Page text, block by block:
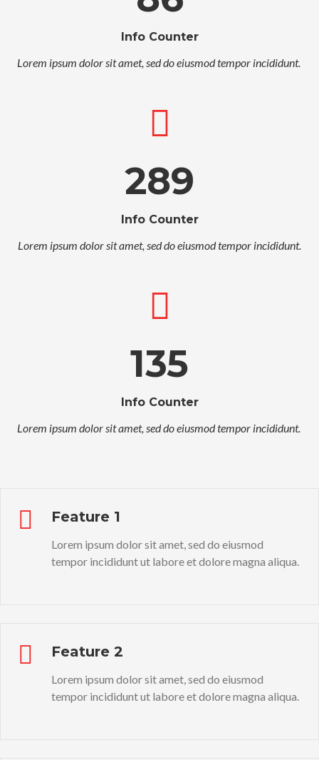
Info Counter
Lorem ipsum dolor sit amet, sed do eiusmod tempor incididunt.
289
Info Counter
Lorem ipsum dolor sit amet, sed do eiusmod tempor incididunt.
135
Info Counter
Lorem ipsum dolor sit amet, sed do eiusmod tempor incididunt.
Feature 1
Lorem ipsum dolor sit amet, sed do eiusmod
tempor incididunt ut labore et dolore magna aliqua.
Feature 2
Lorem ipsum dolor sit amet, sed do eiusmod
tempor incididunt ut labore et dolore magna aliqua.